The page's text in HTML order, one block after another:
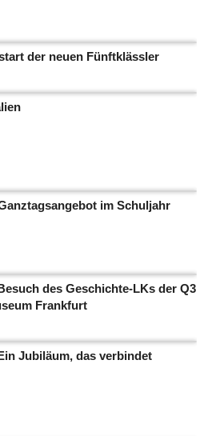
der neuen Fünftklässler
im Schuljahr
des Geschichte-LKs der Q3
Frankfurt
Jubiläum, das verbindet